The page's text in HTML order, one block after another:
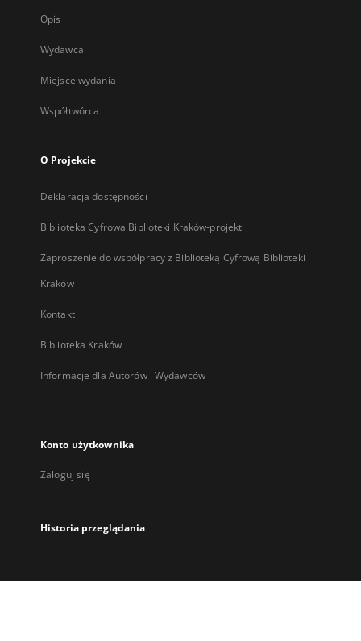
Opis
Wydawca
Miejsce wydania
Współtwórca
O Projekcie
Deklaracja dostępności
Biblioteka Cyfrowa Biblioteki Kraków-projekt
Zaproszenie do współpracy z Biblioteką Cyfrową Biblioteki
Kraków
Kontakt
Biblioteka Kraków
Informacje dla Autorów i Wydawców
Konto użytkownika
Zaloguj się
Historia przeglądania